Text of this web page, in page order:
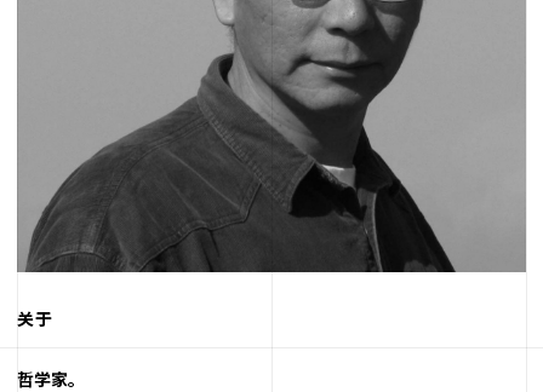
关于
哲学家。